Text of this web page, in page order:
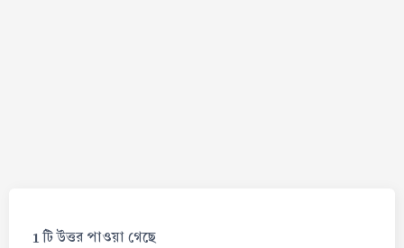
1 টি উত্তর পাওয়া গেছে